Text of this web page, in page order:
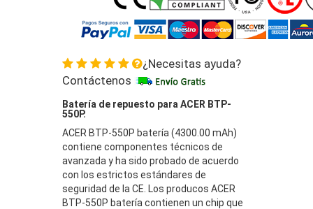
¿Necesitas ayuda?
Contáctenos
Batería de repuesto para ACER BTP-
550P.
ACER BTP-550P batería (4300.00 mAh)
contiene componentes técnicos de
avanzada y ha sido probado de acuerdo
con los estrictos estándares de
seguridad de la CE. Los producos ACER
BTP-550P batería contienen un chip que